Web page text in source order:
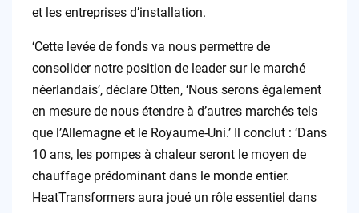
et les entreprises d’installation.
‘Cette levée de fonds va nous permettre de
consolider notre position de leader sur le marché
néerlandais’, déclare Otten, ‘Nous serons également
en mesure de nous étendre à d’autres marchés tels
que l’Allemagne et le Royaume-Uni.’ Il conclut : ‘Dans
10 ans, les pompes à chaleur seront le moyen de
chauffage prédominant dans le monde entier.
HeatTransformers aura joué un rôle essentiel dans